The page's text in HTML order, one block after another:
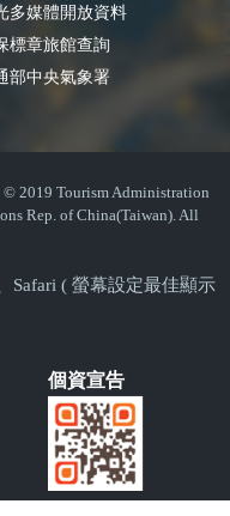
多媒體開放資料
標章旅館查詢
部中央氣象署
2019 Tourism Administration
Rep. of China(Taiwan). All
Safari ( 螢幕設定最佳顯示
個資宣告